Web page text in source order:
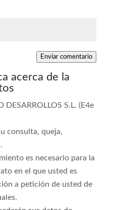
Enviar comentario
acerca de la
DESARROLLOS S.L. (E4e
consulta, queja,
es necesario para la
en el que usted es
a petición de usted de